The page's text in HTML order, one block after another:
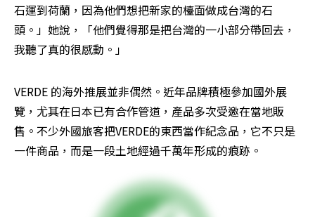
石運到荷蘭，因為他們想把新家的檯面做成台灣的石
頭。」她說，「他們覺得那是把台灣的一小部分帶回去，
我聽了真的很感動。」
VERDE 的海外推展並非偶然。近年品牌積極參加國外展
覽，尤其在日本已有合作管道，產品多次受邀在當地販
售。不少外國旅客把VERDE的東西當作紀念品，它不只是
一件商品，而是一段土地經過千萬年形成的痕跡。